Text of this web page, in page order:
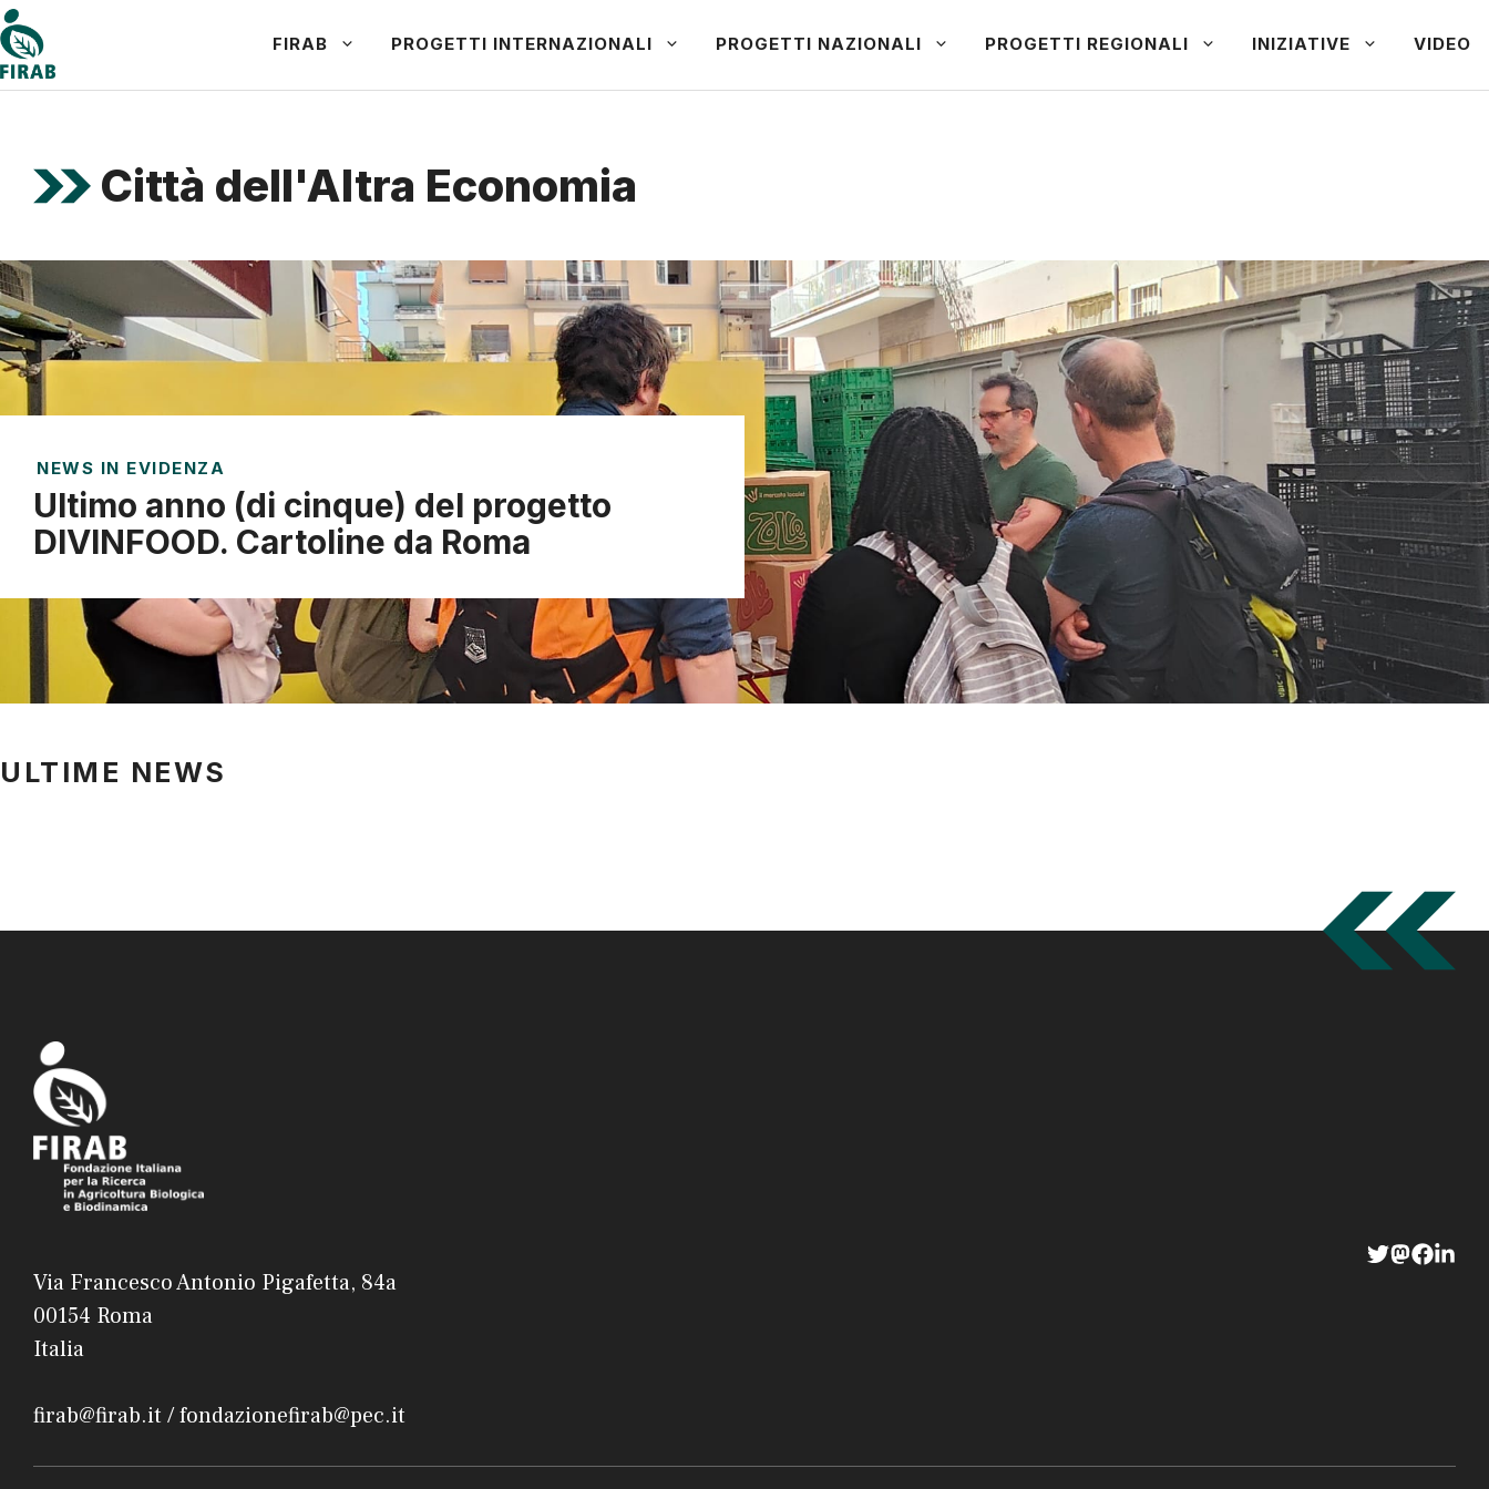
Vai
al
contenuto
FIRAB PROGETTI INTERNAZIONALI PROGETTI NAZIONALI PROGETTI REGIONALI INIZIATIVE VIDEO
Città dell'Altra Economia
NEWS IN EVIDENZA
Ultimo anno (di cinque) del progetto
DIVINFOOD. Cartoline da Roma
ULTIME NEWS
Via Francesco Antonio Pigafetta, 84a
00154 Roma
Italia
firab@firab.it / fondazionefirab@pec.it